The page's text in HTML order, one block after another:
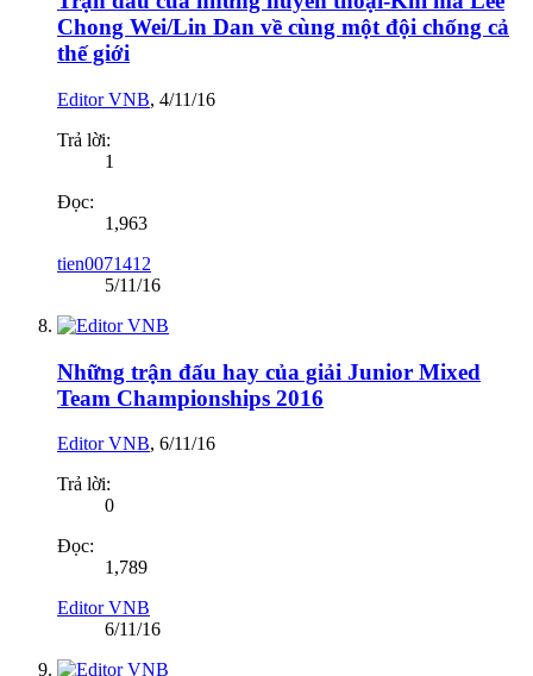
Chong Wei/Lin Dan về cùng một đội chống cả
thế giới
Editor VNB, 4/11/16
Trả lời:
1
Đọc:
1,963
tien0071412
5/11/16
Những trận đấu hay của giải Junior Mixed
Team Championships 2016
Editor VNB, 6/11/16
Trả lời:
0
Đọc:
1,789
Editor VNB
6/11/16